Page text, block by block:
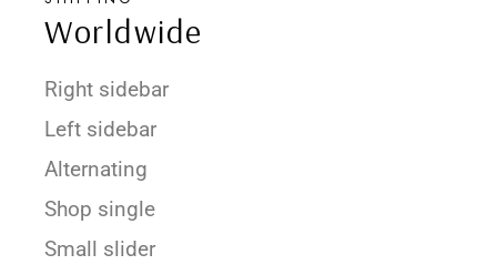
Worldwide
Right sidebar
Left sidebar
Alternating
Shop single
Small slider